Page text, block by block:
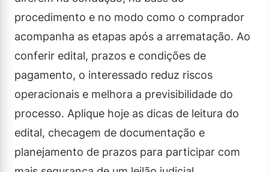
procedimento e no modo como o comprador
acompanha as etapas após a arrematação. Ao
conferir edital, prazos e condições de
pagamento, o interessado reduz riscos
operacionais e melhora a previsibilidade do
processo. Aplique hoje as dicas de leitura do
edital, checagem de documentação e
planejamento de prazos para participar com